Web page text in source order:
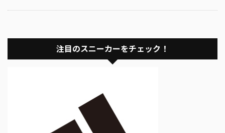
注目のスニーカーをチェック！